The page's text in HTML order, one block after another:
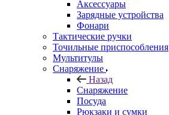
Аксессуары
Зарядные устройства
Фонари
Тактические ручки
Точильные приспособления
Мультитулы
Снаряжение
Назад
Снаряжение
Посуда
Рюкзаки и сумки